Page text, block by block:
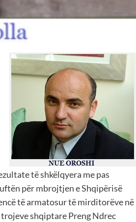
të shkëlqyera me pas
për mbrojtjen e Shqipërisë
të armatosur të mirditorëve në
shqiptare Preng Ndrec